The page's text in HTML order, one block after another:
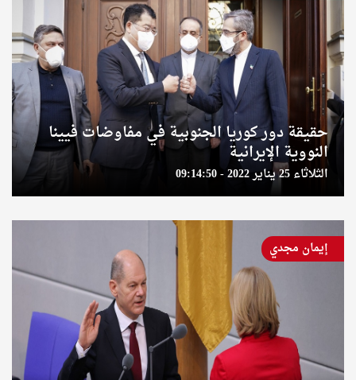
حقيقة دور كوريا الجنوبية في مفاوضات فيينا
النووية الإيرانية
الثلاثاء 25 يناير 2022 - 09:14:50
إيمان مجدي